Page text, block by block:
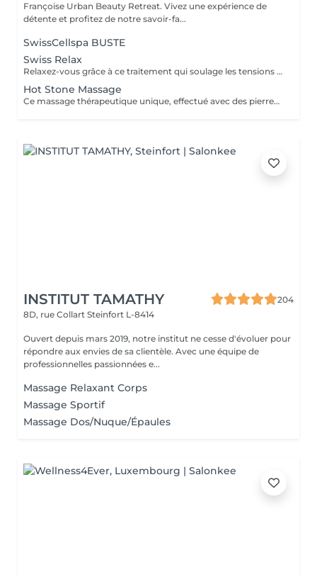
Françoise Urban Beauty Retreat. Vivez une expérience de
détente et profitez de notre savoir-fa...
SwissCellspa BUSTE
Swiss Relax
Relaxez-vous grâce à ce traitement qui soulage les tensions pour un dos parfaitement détendu.
Hot Stone Massage
Ce massage thérapeutique unique, effectué avec des pierres de lave, rend un bon équilibre de l'énergie. Son effet est plus profond et dure plus longtemps que celui d'un massage classique.
INSTITUT TAMATHY
204
8D, rue Collart Steinfort L-8414
Ouvert depuis mars 2019, notre institut ne cesse d'évoluer pour
répondre aux envies de sa clientèle. Avec une équipe de
professionnelles passionnées e...
Massage Relaxant Corps
Massage Sportif
Massage Dos/Nuque/Épaules